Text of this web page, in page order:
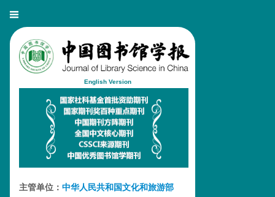
English Version
主管单位： 中华人民共和国文化和旅游部